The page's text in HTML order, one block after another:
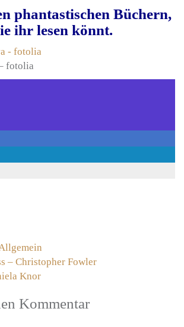
phantastischen Büchern,
ihr lesen könnt.
fotolia
– Christopher Fowler
Knor
Kommentar